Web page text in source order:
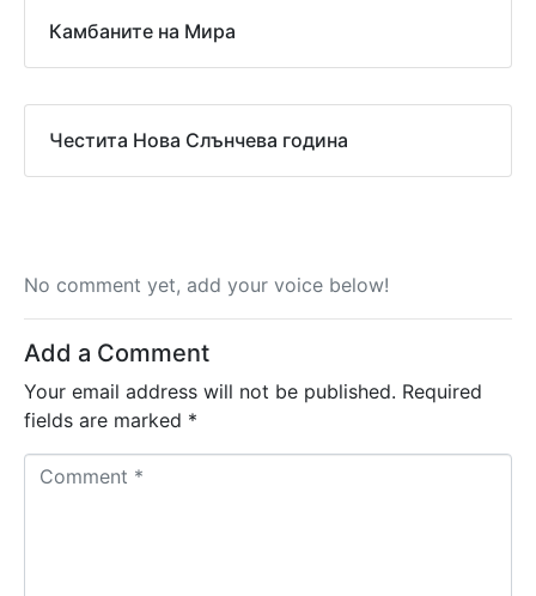
Камбаните на Мира
Честита Нова Слънчева година
No comment yet, add your voice below!
Add a Comment
Your email address will not be published. Required
fields are marked *